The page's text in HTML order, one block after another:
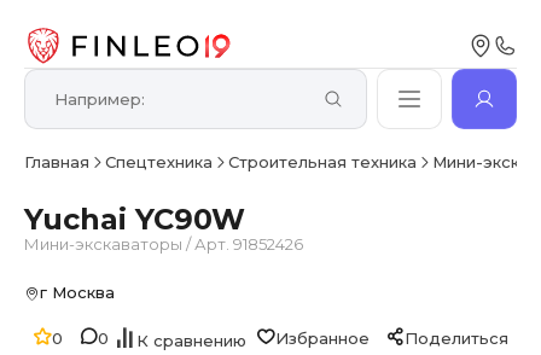
Главная Спецтехника Строительная техника Мини-
Yuchai YC90W
Мини-экскаваторы /Арт. 91852426
0 0 К сравнению Избранное Поделиться
г Москва